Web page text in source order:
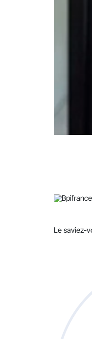
Le saviez-